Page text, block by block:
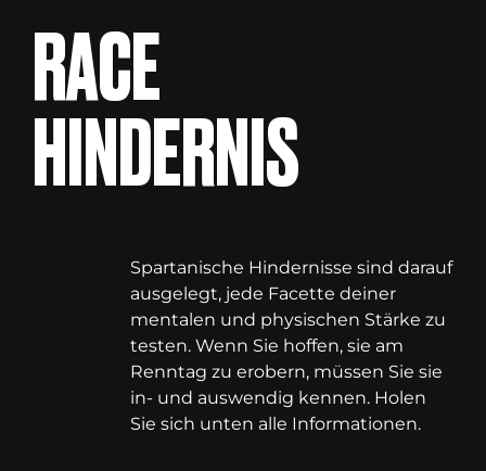
RACE
HINDERNIS
Spartanische Hindernisse sind darauf
ausgelegt, jede Facette deiner
mentalen und physischen Stärke zu
testen. Wenn Sie hoffen, sie am
Renntag zu erobern, müssen Sie sie
in- und auswendig kennen. Holen
Sie sich unten alle Informationen.